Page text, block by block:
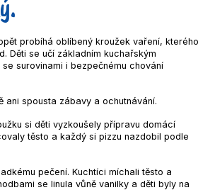
probíhá oblíbený kroužek vaření, kterého
Děti se učí základním kuchařským
surovinami i bezpečnému chování
ani spousta zábavy a ochutnávání.
si děti vyzkoušely přípravu domácí
těsto a každý si pizzu nazdobil podle
pečení. Kuchtíci míchali těsto a
se linula vůně vanilky a děti byly na